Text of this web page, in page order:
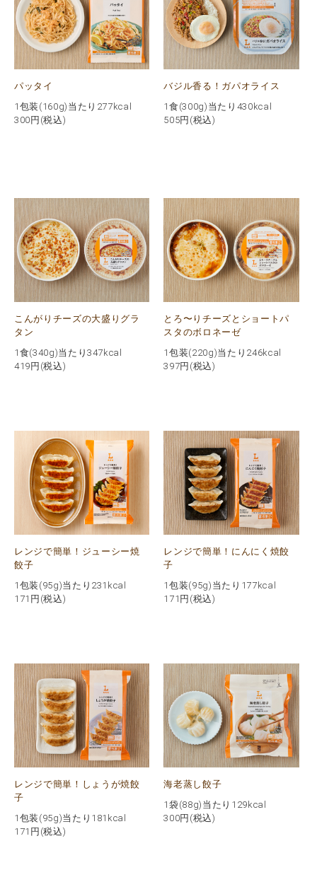
パッタイ
1包装(160g)当たり277kcal
300 円(税込)
バジル香る！ガパオライス
1食(300g)当たり430kcal
505円(税込)
こんがりチーズの大盛りグラ
タン
1食(340g)当たり347kcal
419 円(税込)
とろ〜りチーズとショートパ
スタのボロネーゼ
1包装(220g)当たり246kcal
397円(税込)
レンジで簡単！ジューシー焼
餃子
1包装(95g)当たり231kcal
171 円(税込)
レンジで簡単！にんにく焼餃
子
1包装(95g)当たり177kcal
171 円(税込)
レンジで簡単！しょうが焼餃
子
1包装(95g)当たり181kcal
171 円(税込)
海老蒸し餃子
1袋(88g)当たり129kcal
300円(税込)